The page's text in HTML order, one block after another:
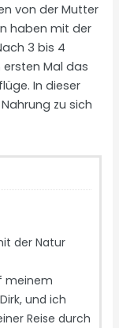
von der Mutter
haben mit der
3 bis 4
ersten Mal das
In dieser
zu sich
der Natur
meinem
und ich
Reise durch